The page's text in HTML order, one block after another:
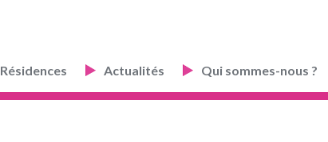
Résidences Actualités Qui sommes-nous ?